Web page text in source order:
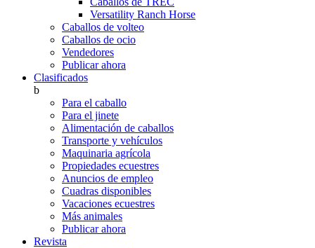
Versatility Ranch Horse
Caballos de volteo
Caballos de ocio
Vendedores
Publicar ahora
Clasificados
b
Para el caballo
Para el jinete
Alimentación de caballos
Transporte y vehículos
Maquinaria agrícola
Propiedades ecuestres
Anuncios de empleo
Cuadras disponibles
Vacaciones ecuestres
Más animales
Publicar ahora
Revista